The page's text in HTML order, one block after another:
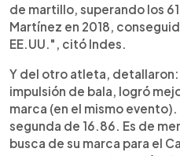
de martillo, superando los
Martínez en 2018,
EE.UU.", citó Indes.
Y del otro atleta, detallaron:
impulsión de bala, logró
marca (en el mismo evento).
segunda de 16.86. Es de
busca de su marca para el